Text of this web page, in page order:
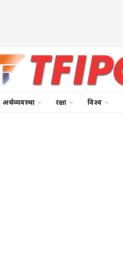
अर्थव्यवस्था रक्षा विश्व